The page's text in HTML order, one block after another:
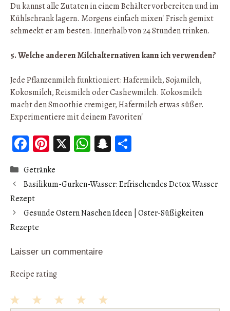
Du kannst alle Zutaten in einem Behälter vorbereiten und im
Kühlschrank lagern. Morgens einfach mixen! Frisch gemixt
schmeckt er am besten. Innerhalb von 24 Stunden trinken.
5. Welche anderen Milchalternativen kann ich verwenden?
Jede Pflanzenmilch funktioniert: Hafermilch, Sojamilch,
Kokosmilch, Reismilch oder Cashewmilch. Kokosmilch
macht den Smoothie cremiger, Hafermilch etwas süßer.
Experimentiere mit deinem Favoriten!
Fa
b
oo
k
Pi
er
es
t
X W
ts
A
p
S
ap
ch
at
ag
er
Catégories
Getränke
Basilikum-Gurken-Wasser: Erfrischendes Detox Wasser
Rezept
Gesunde Ostern Naschen Ideen | Oster-Süßigkeiten
Rezepte
Laisser un commentaire
Recipe rating